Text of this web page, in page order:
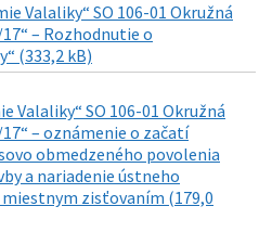
Valaliky“ SO 106-01 Okružná
– Rozhodnutie o
(333,2 kB)
Valaliky“ SO 106-01 Okružná
– oznámenie o začatí
obmedzeného povolenia
a nariadenie ústneho
zisťovaním (179,0